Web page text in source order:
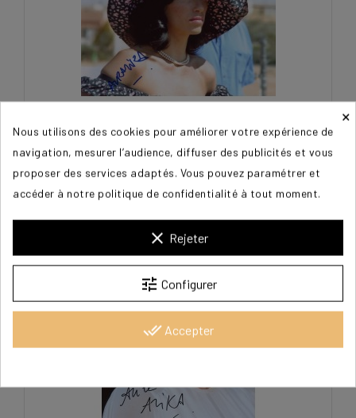
ATIKA Aure
×
Nous utilisons des cookies pour améliorer votre expérience de
navigation, mesurer l’audience, diffuser des publicités et vous
proposer des services adaptés. Vous pouvez paramétrer et
accéder à notre politique de confidentialité à tout moment.
clear Rejeter
tune Configurer
done_all Accepter